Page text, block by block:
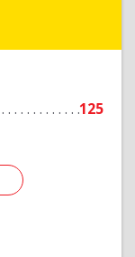
125